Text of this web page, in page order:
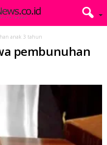
anak 3 tahun
pembunuhan